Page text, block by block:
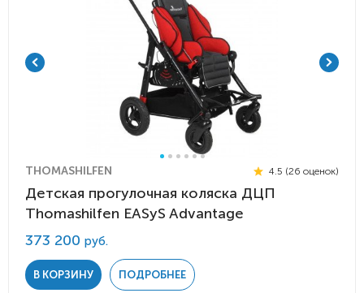
THOMASHILFEN 4.5 (26 оценок)
Детская прогулочная коляска ДЦП
Thomashilfen EASyS Advantage
373 200 руб.
В КОРЗИНУ ПОДРОБНЕЕ